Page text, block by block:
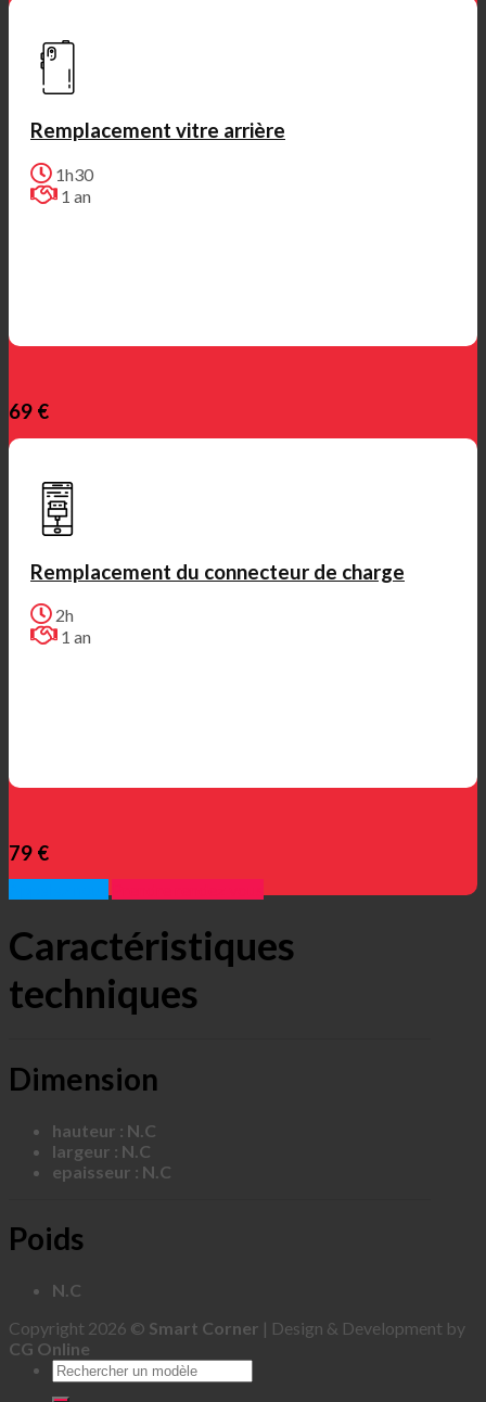
Remplacement vitre arrière
1h30
1 an
69 €
Remplacement du connecteur de charge
2h
1 an
79 €
Caractéristiques
techniques
Dimension
hauteur : N.C
largeur : N.C
epaisseur : N.C
Poids
N.C
Copyright 2026 © Smart Corner | Design & Development by
CG Online